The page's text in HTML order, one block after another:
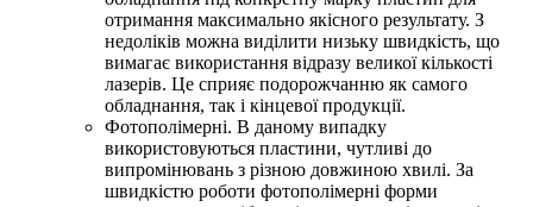
отримання максимально якісного результату. З
недоліків можна виділити низьку швидкість, що
вимагає використання відразу великої кількості
лазерів. Це сприяє подорожчанню як самого
обладнання, так і кінцевої продукції.
Фотополімерні. В даному випадку
використовуються пластини, чутливі до
випромінювань з різною довжиною хвилі. За
швидкістю роботи фотополімерні форми